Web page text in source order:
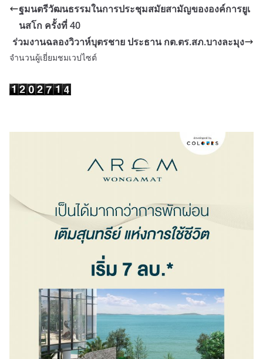
ฐมนตรีวัฒนธรรมในการประชุมสมัยสามัญขององค์การยูเ
นสโก ครั้งที่ 40
ร่วมงานฉลองวิวาห์บุตรชาย ประธาน กต.ตร.สภ.บางละมุง
จำนวนผู้เยี่ยมชมเวปไซต์